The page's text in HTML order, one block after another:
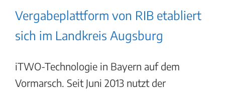
Vergabeplattform von RIB etabliert
sich im Landkreis Augsburg
iTWO-Technologie in Bayern auf dem
Vormarsch. Seit Juni 2013 nutzt der